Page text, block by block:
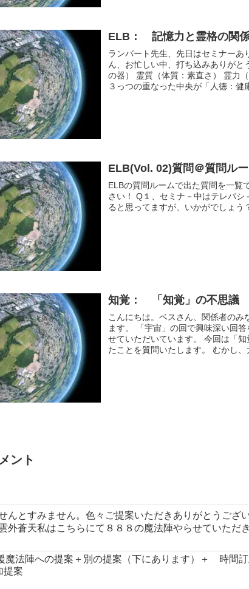
ELB： 記憶力と霊格の関
ランバート先生、先日はセミナーあ
ん、お忙しい中、打ち込みありがと
の器） 霊質（体質：素直さ） 霊力
３っつの重なった中央が「人徳：健
ELB(Vol. 02)質問＠質問ル
ELBの質問ルームで出た質問を一覧
さい！ Q１、セミナ－中はテレパ
ると思ってますが、いかがでしょう
知覚： 「知覚」の不思議
こんにちは。ベスさん、関係者のみ
ます。 「宇宙」の回で興味深い回
せていただいています。 今回は「
たことを質問いたします。 むかし
ント
んとすみません。色々ご提案いただきありがとうござ
蒼天私はこちらにて８８８の魔法陣やらせていただ
魔法陣への提案＋別の提案（下にあります）＋ 時間
案